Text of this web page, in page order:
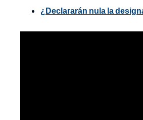
¿Declararán nula la